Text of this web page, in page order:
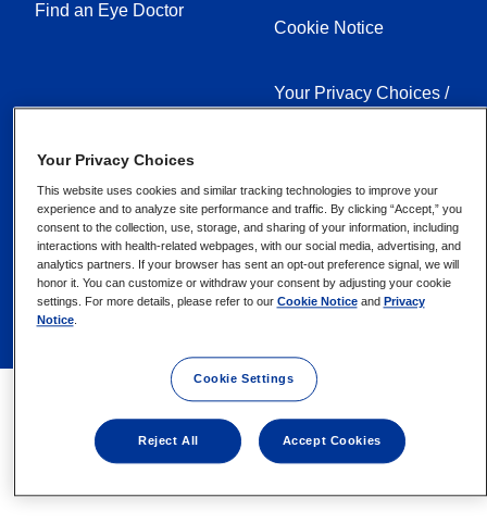
Find an Eye Doctor
Cookie Notice
Your Privacy Choices /
Terms of Use
Your Privacy Choices
This website uses cookies and similar tracking technologies to improve your
experience and to analyze site performance and traffic. By clicking “Accept,” you
consent to the collection, use, storage, and sharing of your information, including
interactions with health-related webpages, with our social media, advertising, and
analytics partners. If your browser has sent an opt-out preference signal, we will
honor it. You can customize or withdraw your consent by adjusting your cookie
settings. For more details, please refer to our Cookie Noticeand Privacy
Notice.
Cookie Settings
Reject All Accept Cookies